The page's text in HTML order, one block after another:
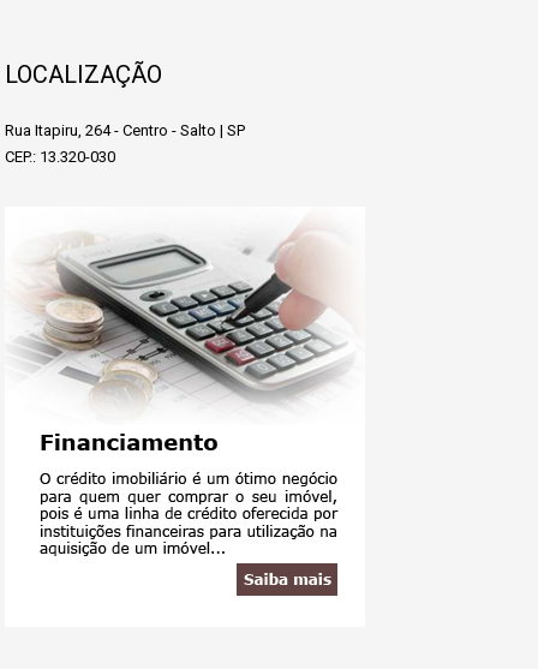
LOCALIZAÇÃO
Rua Itapiru, 264 - Centro - Salto | SP
CEP.: 13.320-030